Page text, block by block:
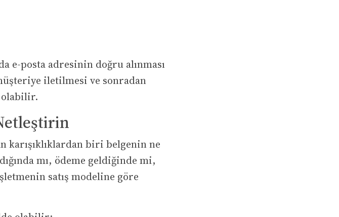
e-posta adresinin doğru alınması
iletilmesi ve sonradan
karışıklıklardan biri belgenin ne
mı, ödeme geldiğinde mi,
satış modeline göre